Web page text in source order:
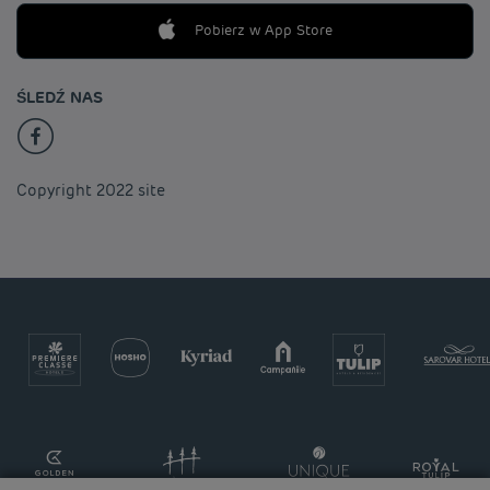
Pobierz w App Store
ŚLEDŹ NAS
Copyright 2022 site